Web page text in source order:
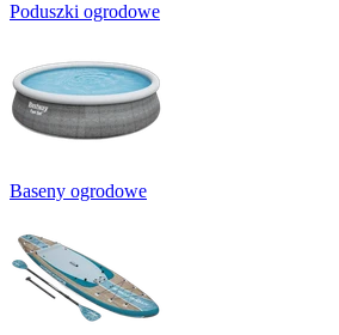
Poduszki ogrodowe
Baseny ogrodowe